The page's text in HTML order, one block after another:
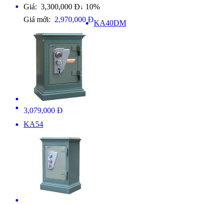
Giá: 3,300,000 Đ ↓ 10%
Giá mới: 2,970,000 ĐKA40DM
3,079,000 Đ
KA54